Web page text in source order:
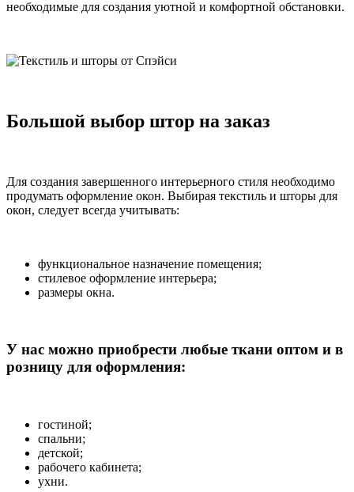
необходимые для создания уютной и комфортной обстановки.
Большой выбор штор на заказ
Для создания завершенного интерьерного стиля необходимо
продумать оформление окон. Выбирая текстиль и шторы для
окон, следует всегда учитывать:
функциональное назначение помещения;
стилевое оформление интерьера;
размеры окна.
У нас можно приобрести любые ткани оптом и в
розницу для оформления:
гостиной;
спальни;
детской;
рабочего кабинета;
ухни.